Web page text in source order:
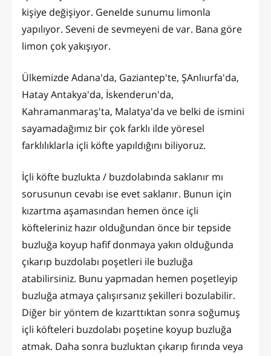
kişiye değişiyor. Genelde sunumu limonla
yapılıyor. Seveni de sevmeyeni de var. Bana göre
limon çok yakışıyor.
Ülkemizde Adana'da, Gaziantep'te, ŞAnlıurfa'da,
Hatay Antakya'da, İskenderun'da,
Kahramanmaraş'ta, Malatya'da ve belki de ismini
sayamadağımız bir çok farklı ilde yöresel
farklılıklarla içli köfte yapıldığını biliyoruz.
İçli köfte buzlukta / buzdolabında saklanır mı
sorusunun cevabı ise evet saklanır. Bunun için
kızartma aşamasından hemen önce içli
köfteleriniz hazır olduğundan önce bir tepside
buzluğa koyup hafif donmaya yakın olduğunda
çıkarıp buzdolabı poşetleri ile buzluğa
atabilirsiniz. Bunu yapmadan hemen poşetleyip
buzluğa atmaya çalışırsanız şekilleri bozulabilir.
Diğer bir yöntem de kızarttıktan sonra soğumuş
içli köfteleri buzdolabı poşetine koyup buzluğa
atmak. Daha sonra buzluktan çıkarıp fırında veya